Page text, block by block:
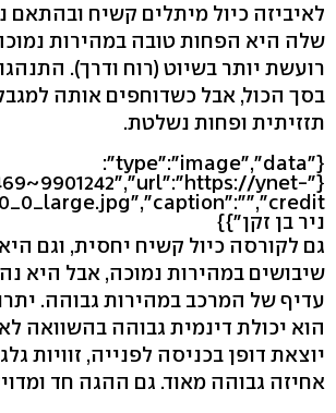
לאיביזה כיול מיתלים קשיח ובהתאם
שלה היא הפחות טובה במהירות
רועשת יותר בשיוט (רוח ודרך).
בסך הכול, אבל כשדוחפים אותה
תזזיתית ופחות נשלטת.
{"type":"image","data":
ynet-
ניר בן זקן"}}
גם לקורסה כיול קשיח יחסית, וגם
שיבושים במהירות נמוכה, אבל היא
עדיף של המרכב במהירות גבוהה.
הוא יכולת דינמית גבוהה בהשוואה
יוצאת דופן בכניסה לפנייה, זוויות
אחיזה גבוהה מאוד. גם ההגה חד